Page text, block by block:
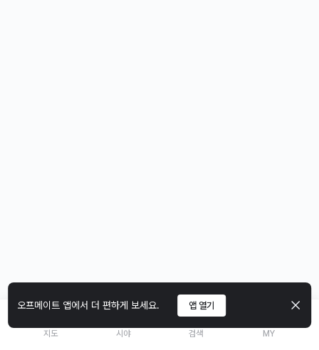
오프메이트 앱에서 더 편하게 보세요. 앱 열기
지도 시야 검색 MY